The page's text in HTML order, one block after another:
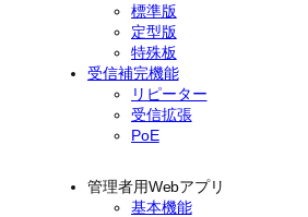
標準版
定型版
特殊板
受信補完機能
リピーター
受信拡張
PoE
管理者用Webアプリ
基本機能